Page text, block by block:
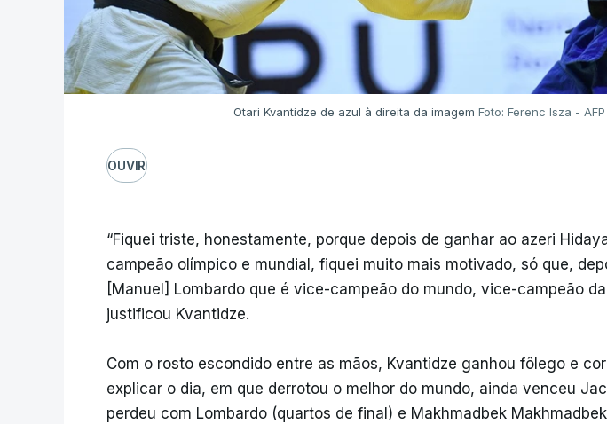
Otari Kvantidze de azul à direita da imagem Foto: Ferenc Isza - AFP
OUVIR
“Fiquei triste, honestamente, porque depois de ganhar ao azeri
campeão olímpico e mundial, fiquei muito mais motivado, só que,
[Manuel] Lombardo que é vice-campeão do mundo, vice-campeão da
justificou Kvantidze.
Com o rosto escondido entre as mãos, Kvantidze ganhou fôlego e
explicar o dia, em que derrotou o melhor do mundo, ainda venceu
perdeu com Lombardo (quartos de final) e Makhmadbek